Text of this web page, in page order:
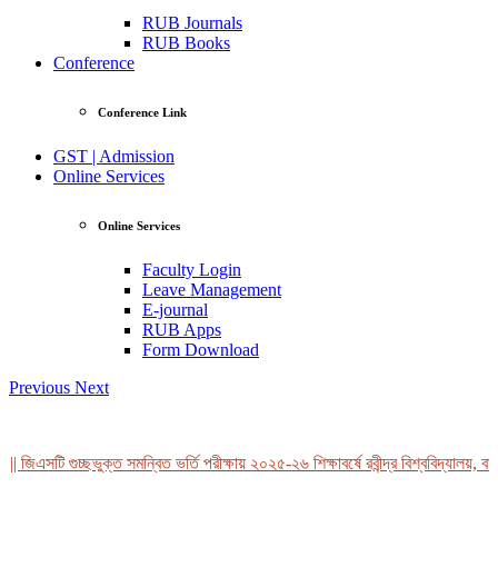
RUB Journals
RUB Books
Conference
Conference Link
GST | Admission
Online Services
Online Services
Faculty Login
Leave Management
E-journal
RUB Apps
Form Download
Previous Next
গুচ্ছভুক্ত সমন্বিত ভর্তি পরীক্ষায় ২০২৫-২৬ শিক্ষাবর্ষে রবীন্দ্র বিশ্ববিদ্যালয়,